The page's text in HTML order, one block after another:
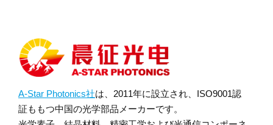
A-Star Photonics社は、2011年に設立され、ISO9001認
証ももつ中国の光学部品メーカーです。